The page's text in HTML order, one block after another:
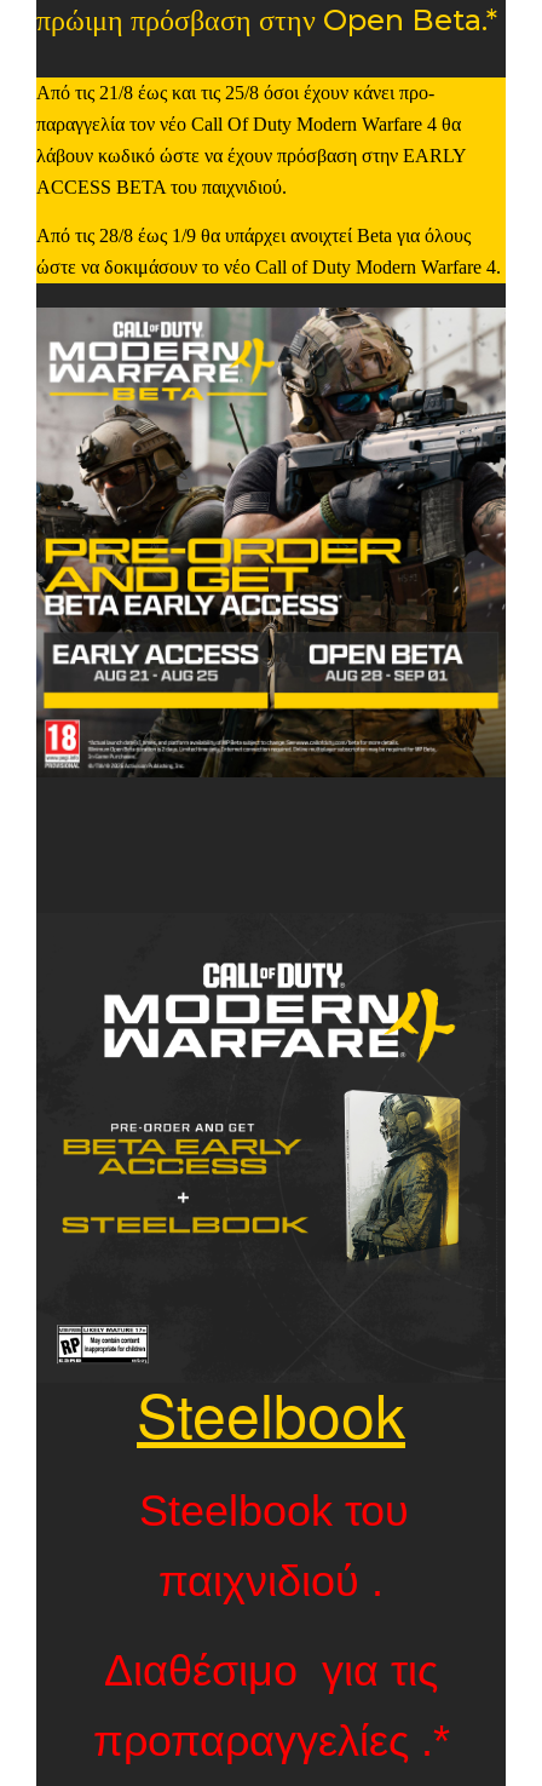
πρώιμη πρόσβαση στην Open Beta.*
Από τις 21/8 έως και τις 25/8 όσοι έχουν κάνει προ-
παραγγελία τον νέο Call Of Duty Modern Warfare 4 θα
λάβουν κωδικό ώστε να έχουν πρόσβαση στην EARLY
ACCESS BETA του παιχνιδιού.
Από τις 28/8 έως 1/9 θα υπάρχει ανοιχτεί Beta για όλους
ώστε να δοκιμάσουν το νέο Call of Duty Modern Warfare 4.
Steelbook
Steelbook του
παιχνιδιού .
Διαθέσιμο για τις
προπαραγγελίες .*